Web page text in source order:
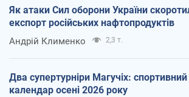
Як атаки Сил оборони України
експорт російських нафтопродуктів
Андрій Клименко 2,3 т.
Два супертурніри Магучіх: спортивний
календар осені 2026 року